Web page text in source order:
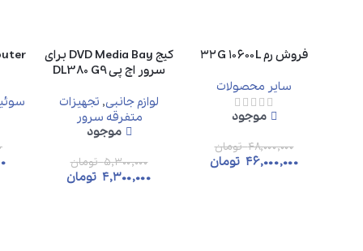
فروش رم ۳۲G ۱۰۶۰۰L
سایر محصولات
موجود
۴۸,۰۰۰,۰۰۰ تومان
۴۶,۰۰۰,۰۰۰ تومان
کیج DVD Media Bay برای
سرور اچ پی DL380 G9
لوازم جانبی, تجهیزات
متفرقه سرور
موجود
۵,۳۰۰,۰۰۰ تومان
۴,۳۰۰,۰۰۰ تومان